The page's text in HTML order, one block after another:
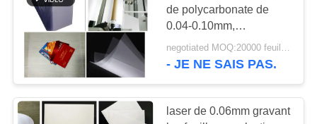
PLAN
DU
SITE
PRIVACY
de polycarbonate de
0.04-0.10mm,
recouvrement non-
enduit de PC fait sur
negotiated MOQ:20000 feuilles
- JE NE SAIS PAS.
laser de 0.06mm gravant